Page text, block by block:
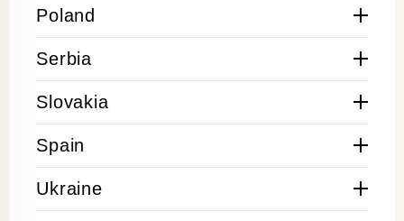
Poland
Serbia
Slovakia
Spain
Ukraine